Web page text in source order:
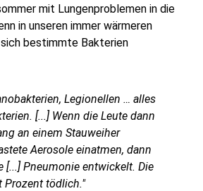
mit Lungenproblemen in die
in unseren immer wärmeren
bestimmte Bakterien
Legionellen … alles
[...] Wenn die Leute dann
an einem Stauweiher
Aerosole einatmen, dann
[...] Pneumonie entwickelt. Die
Prozent tödlich."